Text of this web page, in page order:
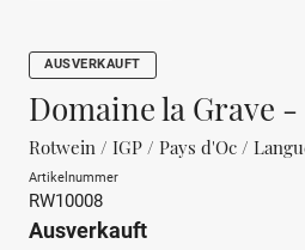
AUSVERKAUFT
Domaine la Grave -
Rotwein / IGP / Pays d'Oc /
Artikelnummer
RW10008
Ausverkauft